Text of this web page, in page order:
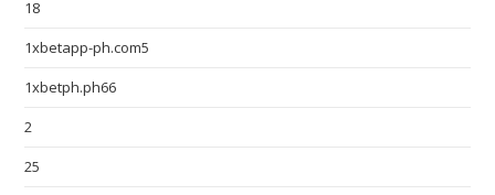
18
1xbetapp-ph.com5
1xbetph.ph66
2
25